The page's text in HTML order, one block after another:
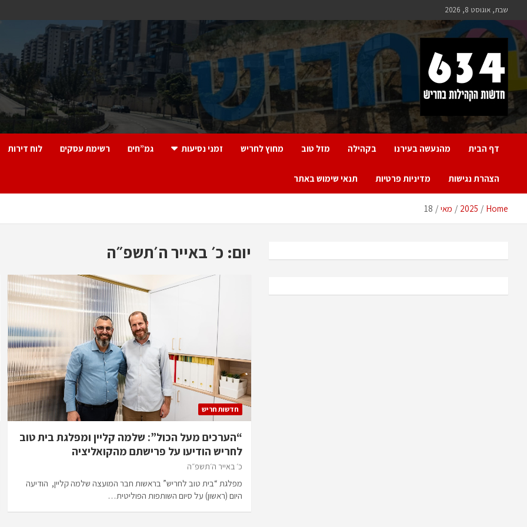
content
שבת, אוגוסט 8, 2026
חריש 634
חדשות הקהילות בחריש
דף הבית מהנעשה בעירנו בקהילה מזל טוב מחוץ לחריש זמני נסיעות גמ”חים רשימת עסקים לוח דירות
הצהרת נגישות מדיניות פרטיות תנאי שימוש באתר
Home
2025 מאי 18
יום: כ׳ באייר ה׳תשפ״ה
חדשות חריש
“הערכים מעל הכול”: שלמה קליין ומפלגת בית טוב
לחריש הודיעו על פרישתם מהקואליציה
כ׳ באייר ה׳תשפ״ה
מפלגת “בית טוב לחריש” בראשות חבר המועצה שלמה קליין, הודיעה
היום (ראשון) על סיום השותפות הפוליטית…